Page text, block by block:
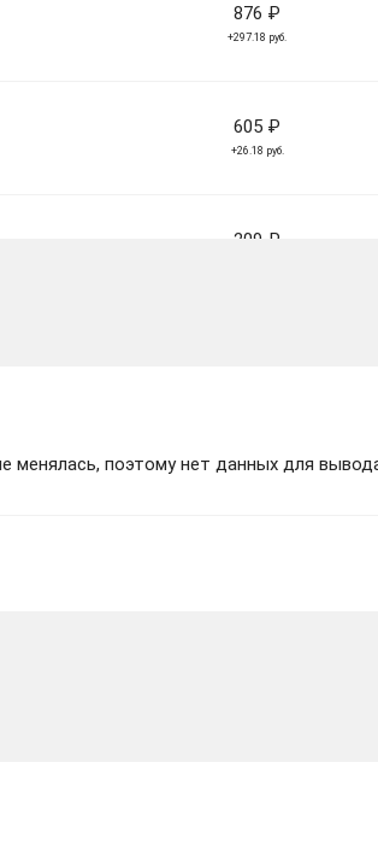
876 ₽
+297.18 руб.
605 ₽
+26.18 руб.
209 ₽
238 ₽
менялась, поэтому нет данных для